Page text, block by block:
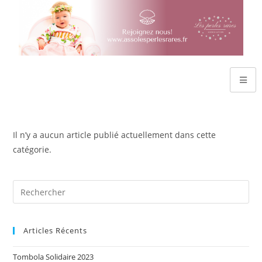
Il n’y a aucun article publié actuellement dans cette
catégorie.
Articles Récents
Tombola Solidaire 2023